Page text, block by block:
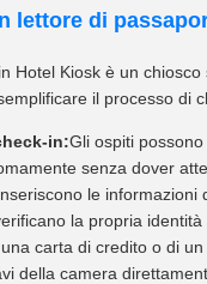
lettore di
Hotel Kiosk è un chiosco
il processo di
in:Gli ospiti
senza dover
le informazioni
la propria
carta di credito o di
della camera